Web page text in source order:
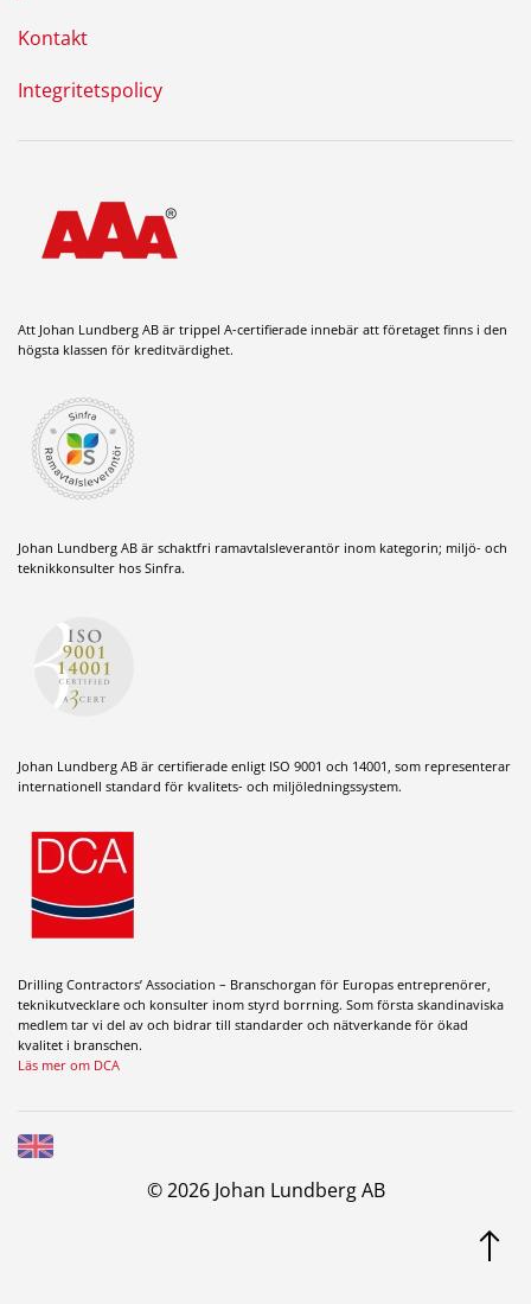
Kontakt
Integritetspolicy
Att Johan Lundberg AB är trippel A-certifierade innebär att företaget finns i den
högsta klassen för kreditvärdighet.
Johan Lundberg AB är schaktfri ramavtalsleverantör inom kategorin; miljö- och
teknikkonsulter hos Sinfra.
Johan Lundberg AB är certifierade enligt ISO 9001 och 14001, som representerar
internationell standard för kvalitets- och miljöledningssystem.
Drilling Contractors’ Association – Branschorgan för Europas entreprenörer,
teknikutvecklare och konsulter inom styrd borrning. Som första skandinaviska
medlem tar vi del av och bidrar till standarder och nätverkande för ökad
kvalitet i branschen.
Läs mer om DCA
© 2026 Johan Lundberg AB